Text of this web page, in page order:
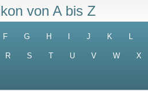
von A bis Z
F G H J K L
R S T U V W X